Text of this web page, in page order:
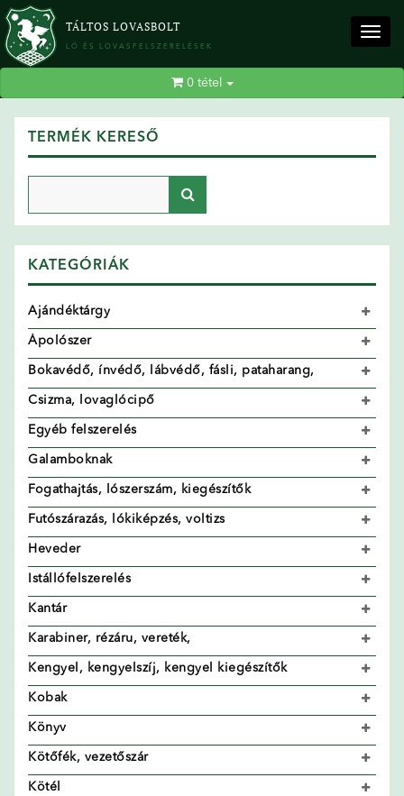
TÁLTOS LOVASBOLT
LÓ ÉS LOVASFELSZERELÉSEK
0tétel
TERMÉK KERESŐ
KATEGÓRIÁK
Ajándéktárgy
Ápolószer
Bokavédő, ínvédő, lábvédő, fásli, pataharang,
Csizma, lovaglócipő
Egyéb felszerelés
Galamboknak
Fogathajtás, lószerszám, kiegészítők
Futószárazás, lókiképzés, voltizs
Heveder
Istállófelszerelés
Kantár
Karabiner, rézáru, vereték,
Kengyel, kengyelszíj, kengyel kiegészítők
Kobak
Könyv
Kötőfék, vezetőszár
Kötél